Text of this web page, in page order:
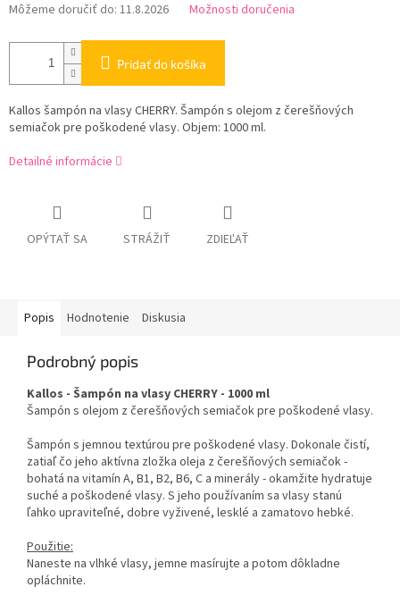
Môžeme doručiť do: 11.8.2026 Možnosti doručenia
Pridať do košíka
Kallos šampón na vlasy CHERRY. Šampón s olejom z čerešňových
semiačok pre poškodené vlasy. Objem: 1000 ml.
Detailné informácie
OPÝTAŤ SA STRÁŽIŤ ZDIEĽAŤ
Popis Hodnotenie Diskusia
Podrobný popis
Kallos - Šampón na vlasy CHERRY - 1000 ml
Šampón s olejom z čerešňových semiačok pre poškodené vlasy.
Šampón s jemnou textúrou pre poškodené vlasy. Dokonale čistí,
zatiaľ čo jeho aktívna zložka oleja z čerešňových semiačok -
bohatá na vitamín A, B1, B2, B6, C a minerály - okamžite hydratuje
suché a poškodené vlasy. S jeho používaním sa vlasy stanú
ľahko upraviteľné, dobre vyživené, lesklé a zamatovo hebké.
Použitie:
Naneste na vlhké vlasy, jemne masírujte a potom dôkladne
opláchnite.